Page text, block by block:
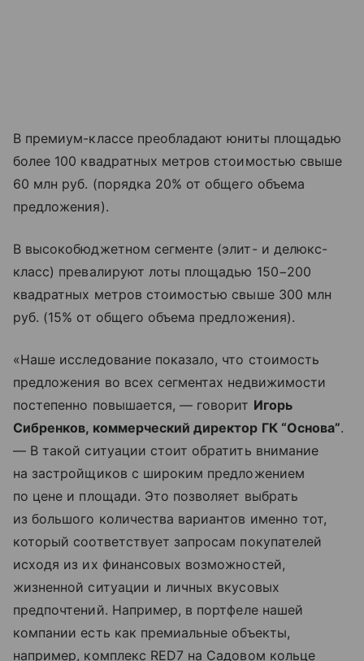
В премиум-классе преобладают юниты площадью
более 100 квадратных метров стоимостью свыше
60 млн руб. (порядка 20% от общего объема
предложения).
В высокобюджетном сегменте (элит- и делюкс-
класс) превалируют лоты площадью 150−200
квадратных метров стоимостью свыше 300 млн
руб. (15% от общего объема предложения).
«Наше исследование показало, что стоимость
предложения во всех сегментах недвижимости
постепенно повышается, — говорит Игорь
Сибренков, коммерческий директор ГК “Основа”.
— В такой ситуации стоит обратить внимание
на застройщиков с широким предложением
по цене и площади. Это позволяет выбрать
из большого количества вариантов именно тот,
который соответствует запросам покупателей
исходя из их финансовых возможностей,
жизненной ситуации и личных вкусовых
предпочтений. Например, в портфеле нашей
компании есть как премиальные объекты,
например, комплекс RED7 на Садовом кольце